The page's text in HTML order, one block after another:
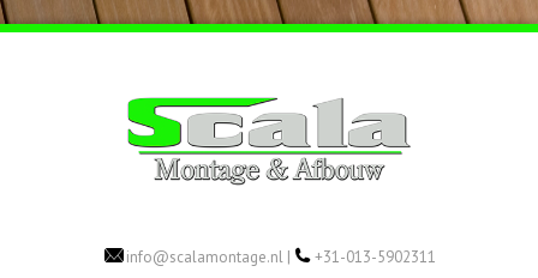
info@scalamontage.nl | +31-013-5902311